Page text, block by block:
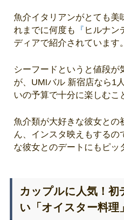
魚介イタリアンがとても美
れまでに何度も 『 ヒルナン
ディアで紹介されています。
シーフードというと値段が
が、UMIバル 新宿店なら1
いの予算で十分に楽しむこ
魚介類が大好きな彼女との
ん、インスタ映えもするの
な彼女とのデートにもピッ
カップルに人気！初
い「オイスター料理」